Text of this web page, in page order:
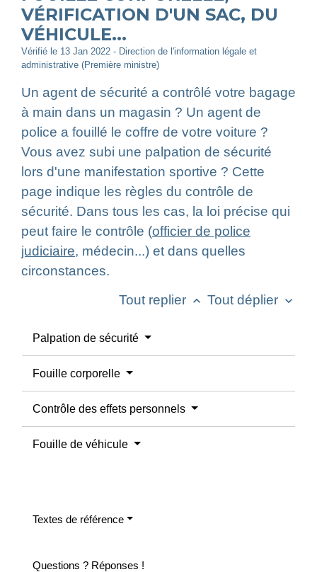
VÉRIFICATION D'UN SAC, DU
VÉHICULE...
Vérifié le 13 Jan 2022 - Direction de l'information légale et
administrative (Première ministre)
Un agent de sécurité a contrôlé votre bagage
à main dans un magasin ? Un agent de
police a fouillé le coffre de votre voiture ?
Vous avez subi une palpation de sécurité
lors d'une manifestation sportive ? Cette
page indique les règles du contrôle de
sécurité. Dans tous les cas, la loi précise qui
peut faire le contrôle (officier de police
judiciaire, médecin...) et dans quelles
circonstances.
Tout replier keyboard_arrow_up Tout déplier keyboard_arrow_down
Palpation de sécurité
Fouille corporelle
Contrôle des effets personnels
Fouille de véhicule
Textes de référence
Questions ? Réponses !